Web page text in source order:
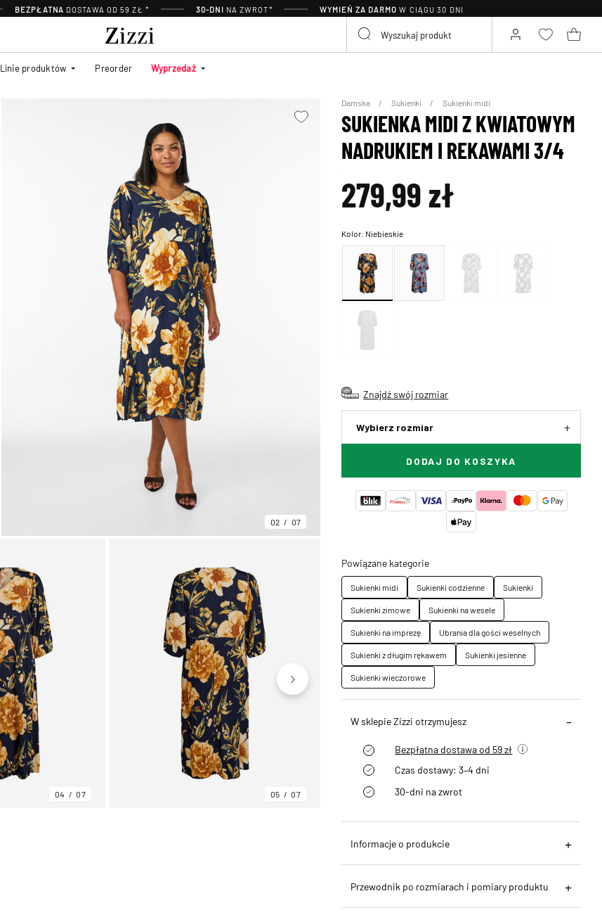
BEZPŁATNA DOSTAWA OD 59 ZŁ * 30-DNI NA ZWROT* WYMIEŃ ZA DARMO W CIĄGU 30 DNI
Linie produktów Preorder Wyprzedaż
02 07
04 07 05 07
Damska Sukienki Sukienki midi
SUKIENKA MIDI Z KWIATOWYM
NADRUKIEM I REKAWAMI 3/4
279,99 zł
Kolor: Niebieskie
Znajdź swój rozmiar
Wybierz rozmiar
DODAJ DO KOSZYKA
Powiązane kategorie
Sukienki midi Sukienki codzienne
Sukienki
Sukienki zimowe
Sukienki na wesele
Sukienki na imprezę
Ubrania dla gości weselnych
Sukienki z długim rękawem
Sukienki jesienne
Sukienki wieczorowe
W sklepie Zizzi otrzymujesz
Bezpłatna dostawa od 59 zł
Czas dostawy: 3–4 dni
30-dni na zwrot
Informacje o produkcie
Przewodnik po rozmiarach i pomiary produktu